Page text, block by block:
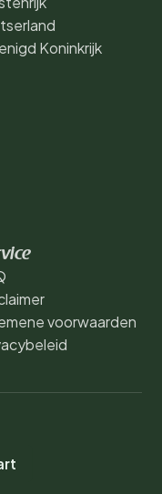
Koninkrijk
voorwaarden